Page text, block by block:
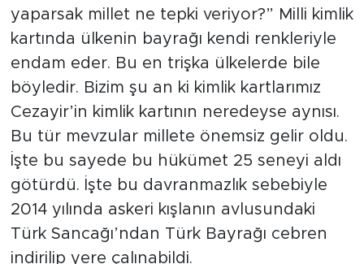
yaparsak millet ne tepki veriyor?” Milli kimlik
kartında ülkenin bayrağı kendi renkleriyle
endam eder. Bu en trişka ülkelerde bile
böyledir. Bizim şu an ki kimlik kartlarımız
Cezayir’in kimlik kartının neredeyse aynısı.
Bu tür mevzular millete önemsiz gelir oldu.
İşte bu sayede bu hükümet 25 seneyi aldı
götürdü. İşte bu davranmazlık sebebiyle
2014 yılında askeri kışlanın avlusundaki
Türk Sancağı’ndan Türk Bayrağı cebren
indirilip yere çalınabildi.